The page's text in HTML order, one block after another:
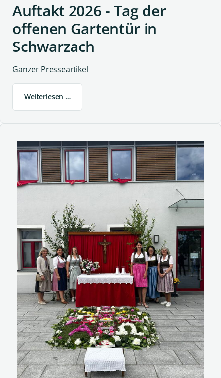
Auftakt 2026 - Tag der
offenen Gartentür in
Schwarzach
Ganzer Presseartikel
Weiterlesen …